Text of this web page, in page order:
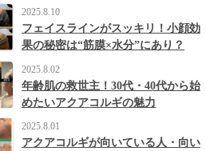
2025.8.10
フェイスラインがスッキリ！小顔効
果の秘密は“筋膜×水分”にあり？
2025.8.02
年齢肌の救世主！30代・40代から始
めたいアクアコルギの魅力
2025.8.01
アクアコルギが向いている人・向い